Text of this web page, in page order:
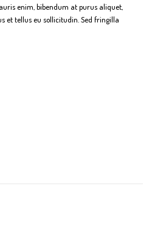
enim, bibendum at purus aliquet,
et tellus eu sollicitudin. Sed fringilla